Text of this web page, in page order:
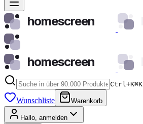
homescreen
homescreen
Ctrl+K⌘K
Wunschliste Warenkorb
Hallo, anmelden